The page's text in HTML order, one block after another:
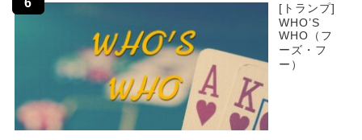
[トランプ]
WHO’S
WHO（フ
ーズ・フ
ー）